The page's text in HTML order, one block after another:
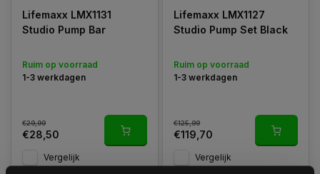
Lifemaxx LMX1131
Studio Pump Bar
Ruim op voorraad
1-3 werkdagen
€29,99
€28,50
Vergelijk
Lifemaxx LMX1127
Studio Pump Set Black
Ruim op voorraad
1-3 werkdagen
€125,99
€119,70
Vergelijk